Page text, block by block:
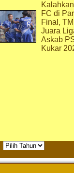
FC di
Final,
Juara
Askab
Kukar